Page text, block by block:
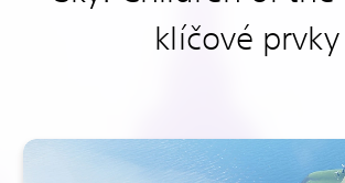
klíčové prvky